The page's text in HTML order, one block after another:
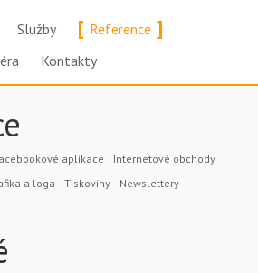
Služby [ Reference ]
Kontakty
aplikace
Internetové obchody
a loga Tiskoviny
Newslettery